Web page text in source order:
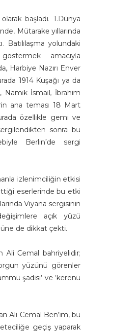
başladı. 1.Dünya
Mütarake yıllarında
yolundaki
amacıyla
Harbiye Nazırı Enver
1914 Kuşağı ya da
Namık İsmail, İbrahim
ana teması 18 Mart
özellikle gemi ve
sonra bu
Berlin’de sergi
izlenimciliğin etkisi
eserlerinde bu etki
Viyana sergisinin
açık yüzü
de dikkat çekti.
Ali Cemal bahriyelidir;
yüzünü görenler
şadisi’ ve ‘kerenü
Ali Cemal Ben’im, bu
geçiş yaparak